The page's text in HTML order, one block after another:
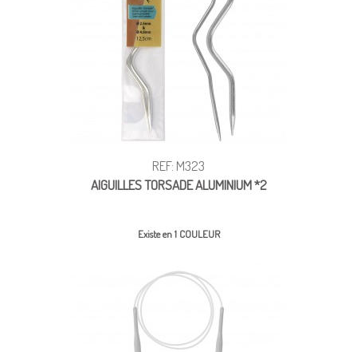
REF: M323
AIGUILLES TORSADE ALUMINIUM *2
Existe en 1 COULEUR